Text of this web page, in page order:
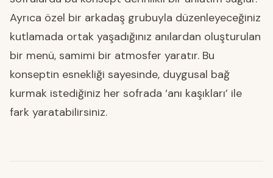
Ayrıca özel bir arkadaş grubuyla düzenleyeceğiniz
kutlamada ortak yaşadığınız anılardan oluşturulan
bir menü, samimi bir atmosfer yaratır. Bu
konseptin esnekliği sayesinde, duygusal bağ
kurmak istediğiniz her sofrada ‘anı kaşıkları’ ile
fark yaratabilirsiniz.